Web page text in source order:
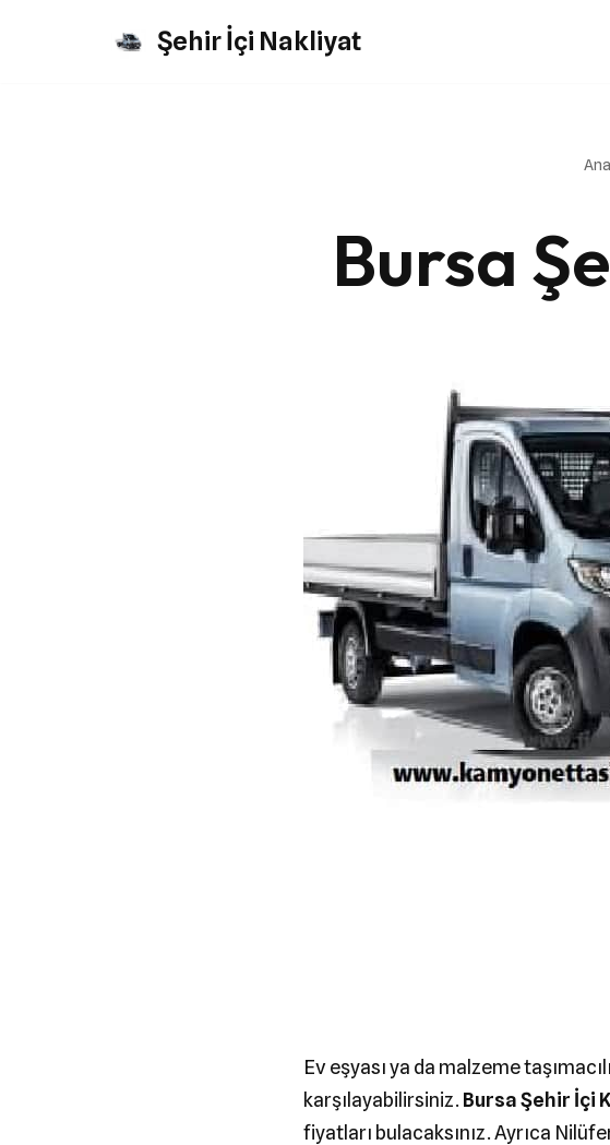
Şehir İçi Nakliyat
Bursa
Ev eşyası ya da malzeme
karşılayabilirsiniz. Bursa Şehir İçi
fiyatları bulacaksınız. Ayrıca